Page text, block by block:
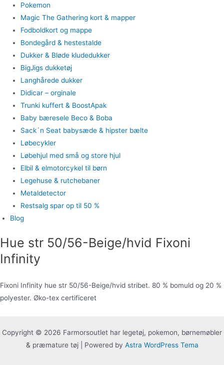
Pokemon
Magic The Gathering kort & mapper
Fodboldkort og mappe
Bondegård & hestestalde
Dukker & Bløde kludedukker
BigJigs dukketøj
Langhårede dukker
Didicar – orginale
Trunki kuffert & BoostApak
Baby bæresele Beco & Boba
Sack´n Seat babysæde & hipster bælte
Løbecykler
Løbehjul med små og store hjul
Elbil & elmotorcykel til børn
Legehuse & rutchebaner
Metaldetector
Restsalg spar op til 50 %
Blog
Hue str 50/56-Beige/hvid Fixoni
Infinity
Fixoni Infinity hue str 50/56-Beige/hvid stribet. 80 % bomuld og 20 %
polyester. Øko-tex certificeret
Copyright © 2026 Farmorsoutlet har legetøj, pokemon, børnemøbler
& præmature tøj | Powered by Astra WordPress Tema